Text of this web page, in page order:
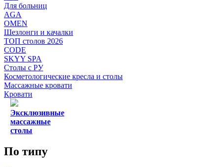
Для больниц
AGA
OMEN
Шезлонги и качалки
ТОП столов 2026
CODE
SKYY SPA
Столы с РУ
Косметологические кресла и столы
Массажные кровати
Кровати
Эксклюзивные
массажные
столы
По типу